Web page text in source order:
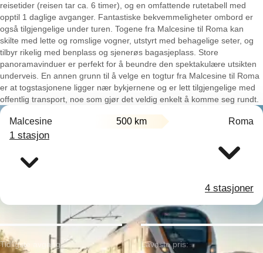
reisetider (reisen tar ca. 6 timer), og en omfattende rutetabell med
opptil 1 daglige avganger. Fantastiske bekvemmeligheter ombord er
også tilgjengelige under turen. Togene fra Malcesine til Roma kan
skilte med lette og romslige vogner, utstyrt med behagelige seter, og
tilbyr rikelig med benplass og sjenerøs bagasjeplass. Store
panoramavinduer er perfekt for å beundre den spektakulære utsikten
underveis. En annen grunn til å velge en togtur fra Malcesine til Roma
er at togstasjonene ligger nær bykjernene og er lett tilgjengelige med
offentlig transport, noe som gjør det veldig enkelt å komme seg rundt.
Malcesine 500 km Roma
1 stasjon
4 stasjoner
Tidligste avgang: Laveste pris: